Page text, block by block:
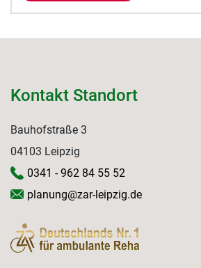
Kontakt Standort
Bauhofstraße 3
04103 Leipzig
0341 - 962 84 55 52
planung@zar-leipzig.de